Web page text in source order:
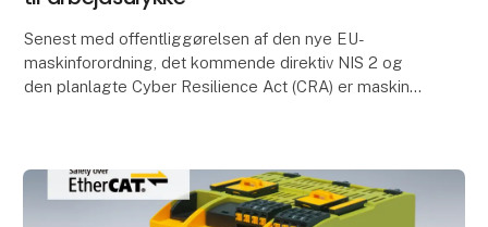
Senest med offentliggørelsen af den nye EU-
maskinforordning, det kommende direktiv NIS 2 og
den planlagte Cyber Resilience Act (CRA) er maskin-